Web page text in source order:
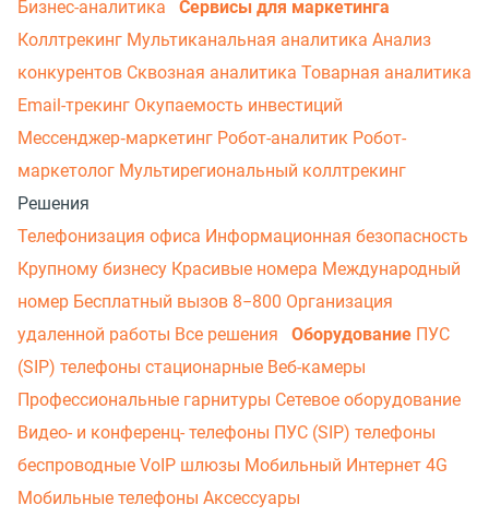
Бизнес-аналитика
Сервисы для маркетинга
Коллтрекинг Мультиканальная аналитика Анализ
конкурентов Сквозная аналитика Товарная аналитика
Email-трекинг Окупаемость инвестиций
Мессенджер‑маркетинг Робот-аналитик Робот-
маркетолог Мультирегиональный коллтрекинг
Решения
Телефонизация офиса Информационная безопасность
Крупному бизнесу Красивые номера Международный
номер Бесплатный вызов 8−800 Организация
удаленной работы Все решения Оборудование ПУС
(SIP) телефоны стационарные Веб-камеры
Профессиональные гарнитуры Сетевое оборудование
Видео- и конференц- телефоны ПУС (SIP) телефоны
беспроводные VoIP шлюзы Мобильный Интернет 4G
Мобильные телефоны Аксессуары